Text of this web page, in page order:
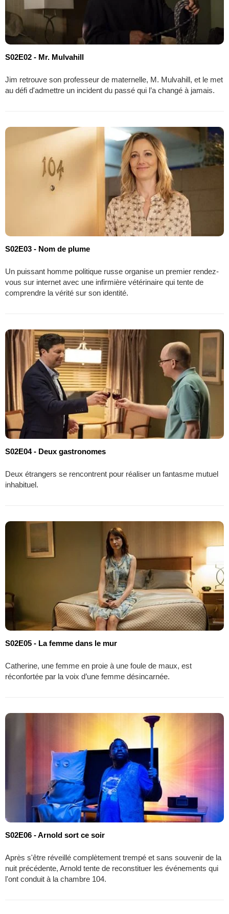
S02E02 - Mr. Mulvahill
Jim retrouve son professeur de maternelle, M. Mulvahill, et le met
au défi d'admettre un incident du passé qui l’a changé à jamais.
S02E03 - Nom de plume
Un puissant homme politique russe organise un premier rendez-
vous sur internet avec une infirmière vétérinaire qui tente de
comprendre la vérité sur son identité.
S02E04 - Deux gastronomes
Deux étrangers se rencontrent pour réaliser un fantasme mutuel
inhabituel.
S02E05 - La femme dans le mur
Catherine, une femme en proie à une foule de maux, est
réconfortée par la voix d’une femme désincarnée.
S02E06 - Arnold sort ce soir
Après s'être réveillé complètement trempé et sans souvenir de la
nuit précédente, Arnold tente de reconstituer les événements qui
l'ont conduit à la chambre 104.